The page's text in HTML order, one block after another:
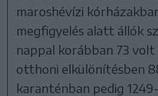
maroshévízi
megfigyelés alatt állók
nappal korábban 73 volt
otthoni elkülönítésben
karanténban pedig